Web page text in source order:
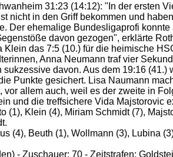
31:23 (14:12): "In der ersten
nicht in den Griff bekommen und
Der ehemalige Bundesligaprofi
davon gezogen", erklärte
das 7:5 (10.) für die heimische
Anna Neumann traf vier
davon. Aus dem 19:16 (41.)
Punkte gesichert. Lisa Naumann
allem auch, weil es der zweite in
und die treffsichere Vida Majstorovic
Klein (4), Miriam Schmidt (7),
(4), Beuth (1), Wollmann (3), Lubina
- Zuschauer: 70 - Zeitstrafen: